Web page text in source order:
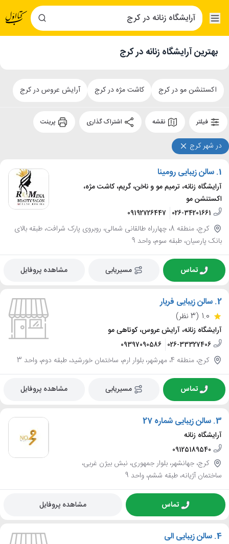
بهترین آرایشگاه زنانه در کرج
اکستنشن مو در کرج کاشت مژه در کرج آرایش عروس در کرج
فیلتر نقشه
در شهر کرج
1. سالن زیبایی رومینا
آرایشگاه زنانه، ترمیم مو و ناخن، گریم، کاشت مژه،
اکستنشن مو
026-34201661
09192726447
کرج، منطقه 8، چهارراه طالقانی شمالی، روبروی پارک شرافت، طبقه بالای
بانک پارسیان، طبقه سوم، واحد 9
تماس مسیریابی مشاهده پروفایل
2. سالن زیبایی فریار
1.0 (3 نظر)
آرایشگاه زنانه، آرایش عروس، کوتاهی مو
026-33327406
09397090586
کرج، منطقه 4، مهرشهر، بلوار ارم، ساختمان خورشید، طبقه دوم، واحد 3
تماس مسیریابی مشاهده پروفایل
3. سالن زیبایی شماره 27
آرایشگاه زنانه
09125189540
کرج، جهانشهر، بلوار جمهوری، نبش بیژن غربی،
ساختمان آژیانه، طبقه ششم، واحد 9
تماس مشاهده پروفایل
4. سالن زیبایی الی